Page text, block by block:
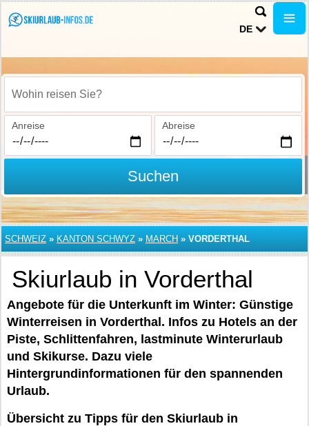
DE
Wohin reisen Sie?
Anreise Abreise
Suchen
SCHWEIZ » KANTON SCHWYZ » MARCH » VORDERTHAL
Skiurlaub in Vorderthal
Angebote für die Unterkunft im Winter: Günstige
Winterreisen in Vorderthal. Infos zu Hotels an der
Piste, Schlittenfahren, lastminute Winterurlaub
und Skikurse. Dazu viele
Hintergrundinformationen für den spannenden
Urlaub.
Übersicht zu Tipps für den Skiurlaub in